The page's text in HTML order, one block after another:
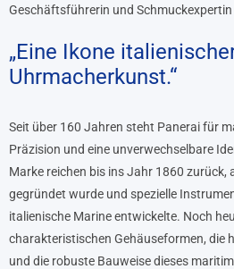
Geschäftsführerin und Schmuckexpertin
„Eine Ikone
Uhrmacherkunst.“
Seit über 160 Jahren steht Panerai für
Präzision und eine unverwechselbare
Marke reichen bis ins Jahr 1860 zurück,
gegründet wurde und spezielle
italienische Marine entwickelte. Noch
charakteristischen Gehäuseformen, die
und die robuste Bauweise dieses